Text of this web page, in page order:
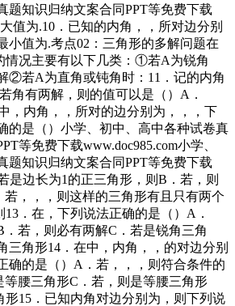
题知识归纳文案合同PPT等免费下载
值为.10．已知的内角，，所对边分别
小值为.考点02：三角形的多解问题在
情况主要有以下几类：①若A为锐角
②若A为直角或钝角时：11．记的内角
角有两解，则的值可以是（）A．
，内角，，所对的边分别为，，，下
的是（）小学、初中、高中各种试卷真
等免费下载www.doc985.com小学、
题知识归纳文案合同PPT等免费下载
是边长为1的正三角形，则B．若，则
若，，，则这样的三角形有且只有两个
．在，下列说法正确的是（）A．
若，则必有两解C．若是锐角三角
三角形14．在中，内角，，的对边分别
确的是（）A．若，，，则符合条件的
腰三角形C．若，则是等腰三角形
15．已知内角对边分别为，则下列说